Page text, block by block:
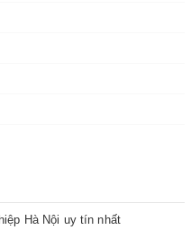
Hà Nội uy tín nhất